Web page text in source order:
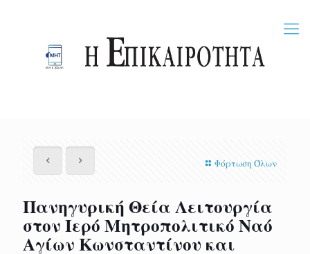
Φόρτωση Όλων
Πανηγυρική Θεία Λειτουργία
στον Ιερό Μητροπολιτικό Ναό
Αγίων Κωνσταντίνου και